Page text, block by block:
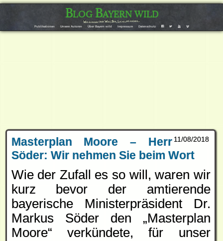
Blog Bayern wild
Wir bloggen über Wolf, Bär, Luchs und andere…
Publikationen Unsere Autoren Über Bayern wild Impressum Datenschutz F T Y V
11/08/2018
Masterplan Moore – Herr
Söder: Wir nehmen Sie beim Wort
Wie der Zufall es so will, waren wir
kurz bevor der amtierende
bayerische Ministerpräsident Dr.
Markus Söder den „Masterplan
Moore“ verkündete, für unser